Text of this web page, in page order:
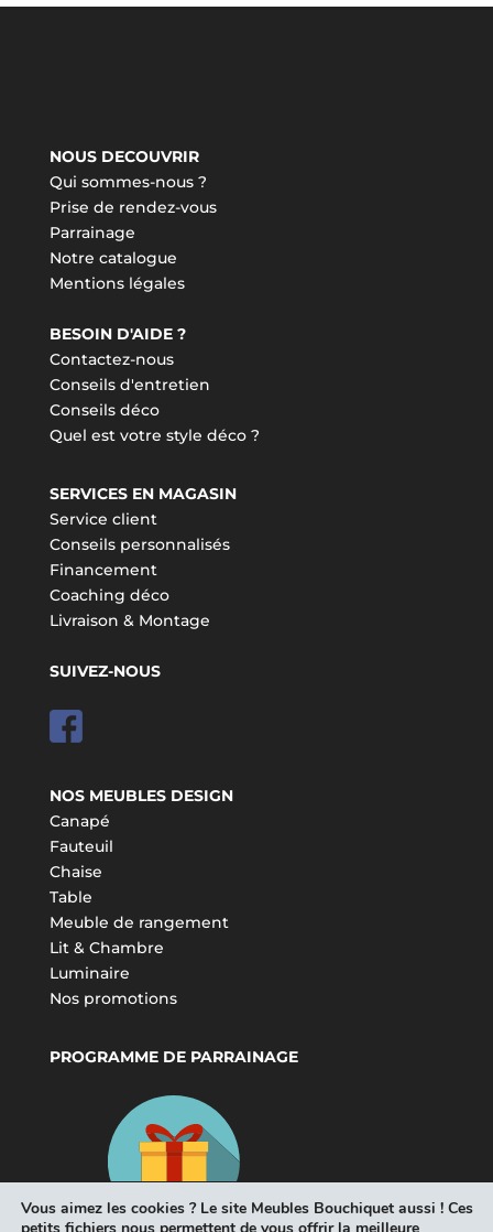
NOUS DECOUVRIR
Qui sommes-nous ?
Prise de rendez-vous
Parrainage
Notre catalogue
Mentions légales
BESOIN D'AIDE ?
Contactez-nous
Conseils d'entretien
Conseils déco
Quel est votre style déco ?
SERVICES EN MAGASIN
Service client
Conseils personnalisés
Financement
Coaching déco
Livraison & Montage
SUIVEZ-NOUS
NOS MEUBLES DESIGN
Canapé
Fauteuil
Chaise
Table
Meuble de rangement
Lit & Chambre
Luminaire
Nos promotions
PROGRAMME DE PARRAINAGE
Vous aimez les cookies ? Le site Meubles Bouchiquet aussi ! Ces